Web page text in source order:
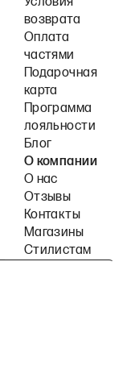
возврата
Оплата
частями
Подарочная
карта
Программа
лояльности
Блог
О компании
О нас
Отзывы
Контакты
Магазины
Стилистам